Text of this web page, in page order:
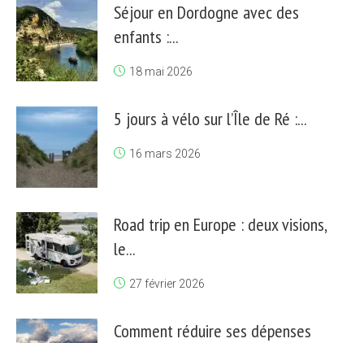
Séjour en Dordogne avec des
enfants :...
18 mai 2026
5 jours à vélo sur l’Île de Ré :...
16 mars 2026
Road trip en Europe : deux visions,
le...
27 février 2026
Comment réduire ses dépenses